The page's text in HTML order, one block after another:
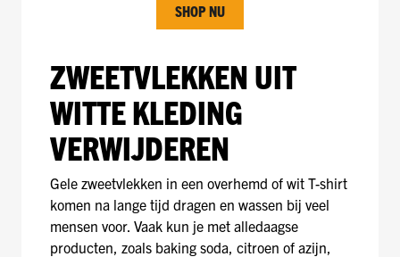
SHOP NU
ZWEETVLEKKEN UIT
WITTE KLEDING
VERWIJDEREN
Gele zweetvlekken in een overhemd of wit T-shirt
komen na lange tijd dragen en wassen bij veel
mensen voor. Vaak kun je met alledaagse
producten, zoals baking soda, citroen of azijn,